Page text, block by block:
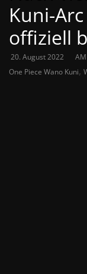
Kuni-
offiziell
20. August 2022 AM
One Piece Wano Kuni,